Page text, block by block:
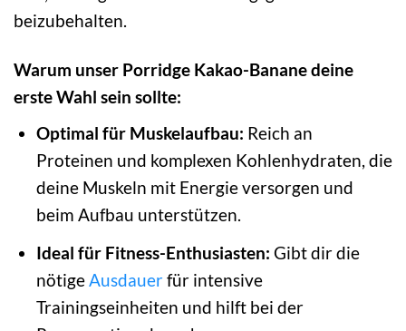
beizubehalten.
Warum unser Porridge Kakao-Banane deine
erste Wahl sein sollte:
Optimal für Muskelaufbau: Reich an
Proteinen und komplexen Kohlenhydraten, die
deine Muskeln mit Energie versorgen und
beim Aufbau unterstützen.
Ideal für Fitness-Enthusiasten: Gibt dir die
nötige Ausdauerfür intensive
Trainingseinheiten und hilft bei der